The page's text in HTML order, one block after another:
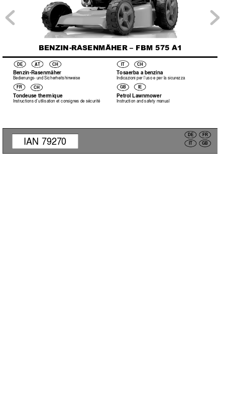
 
IAN 79270
Petrol Lawnmower
Instructi on and safety manual
GB
Benzin-Rasenmäher
Bedienungs- und Sic herheitshinweise
DE AT CH
Tosaerba a benzina
Indicazi oni per l’ uso e per la s icurezza
CH
Tondeuse thermique
Inst ructi ons d´ utilisat ion et consi gnes de sécuri té
FR CH
DE FR
GB
IE